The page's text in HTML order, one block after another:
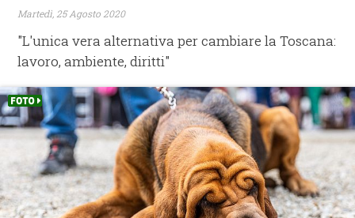
Martedì, 25 Agosto 2020
"L'unica vera alternativa per cambiare la Toscana:
lavoro, ambiente, diritti"